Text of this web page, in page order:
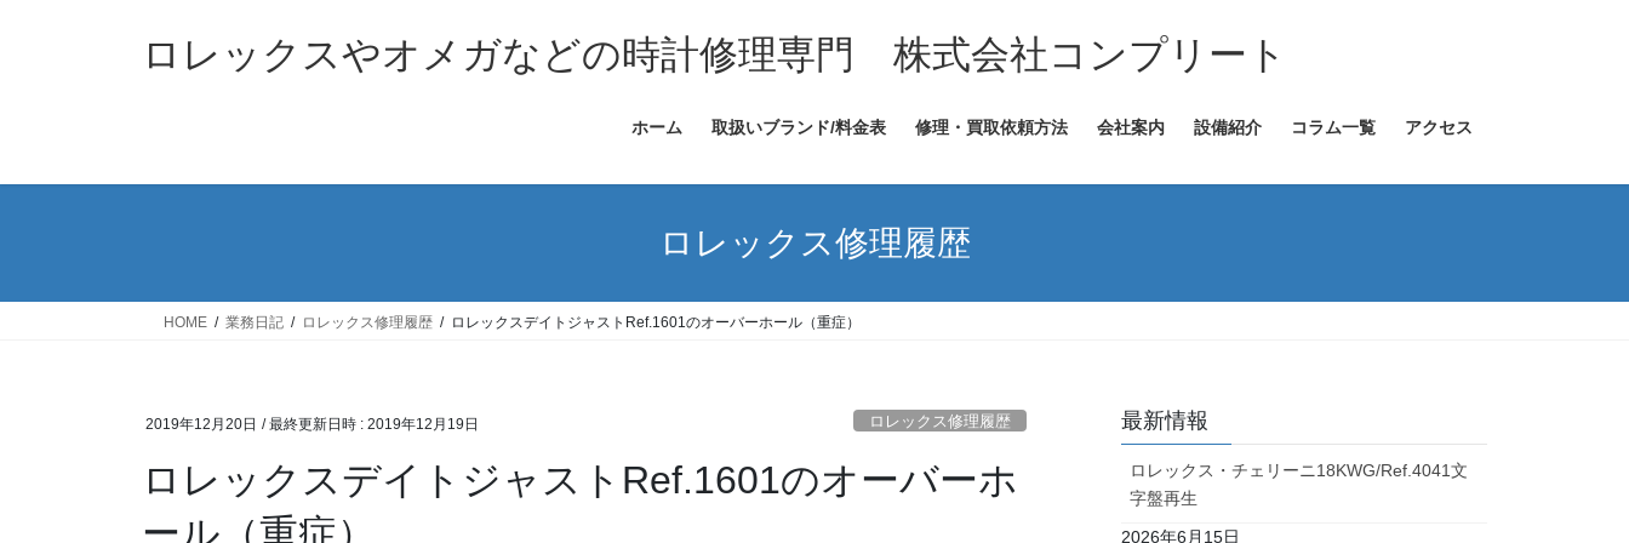
ス
ン
ロレックスやオメガなどの時計修理専門 株式会社コンプリート
ホーム 取扱いブランド/料金表 修理・買取依頼方法 会社案内 設備紹介 コラム一覧 アクセス
ロレックス修理履歴
HOME 業務日記 ロレックス修理履歴 ロレックスデイトジャストRef.1601のオーバーホール（重症）
2019年12月20日 / 最終更新日時 : 2019年12月19日 ロレックス修理履歴
ロレックスデイトジャストRef.1601のオーバーホ
ール（重症）
最新情報
ロレックス・チェリーニ18KWG/Ref.4041文
字盤再生
2026年6月15日